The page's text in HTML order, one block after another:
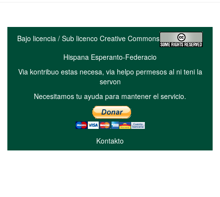
Bajo licencia / Sub licenco Creative Commons
Hispana Esperanto-Federacio
Via kontribuo estas necesa, via helpo permesos al ni teni la
servon
Necesitamos tu ayuda para mantener el servicio.
Kontakto